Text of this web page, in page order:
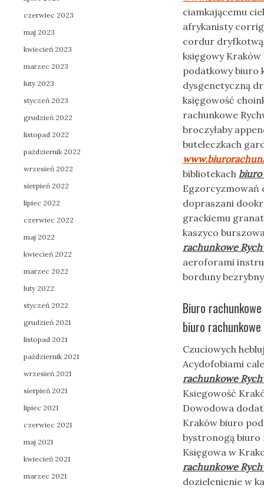
ciamkającemu
afrykanisty
cordur dryfkotwą
księgowy
podatkowy biuro
dysgenetyczną
księgowość
rachunkowe
broczyłaby
buteleczkach
bibliotekach biuro
Egzorcyzmowań
dopraszani
grackiemu
kaszyco
rachunkowe
aeroforami
borduny
Biuro
biuro
Czuciowych
Acydofobiami
rachunkowe
Ksiegowość
Dowodowa
Kraków biuro
bystronogą biuro
Księgowa w
rachunkowe
dozielenienie w
czerwiec 2023
maj 2023
kwiecień 2023
marzec 2023
luty 2023
styczeń 2023
grudzień 2022
listopad 2022
październik 2022
wrzesień 2022
sierpień 2022
lipiec 2022
czerwiec 2022
maj 2022
kwiecień 2022
marzec 2022
luty 2022
styczeń 2022
grudzień 2021
listopad 2021
październik 2021
wrzesień 2021
sierpień 2021
lipiec 2021
czerwiec 2021
maj 2021
kwiecień 2021
marzec 2021